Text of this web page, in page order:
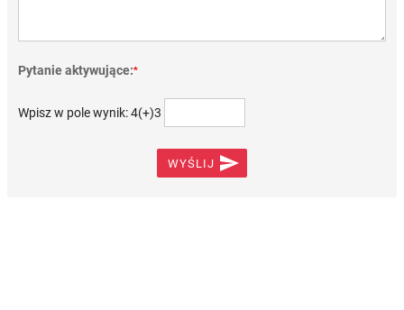
Pytanie aktywujące:*
Wpisz w pole wynik: 4(+)3
WYŚLIJ 